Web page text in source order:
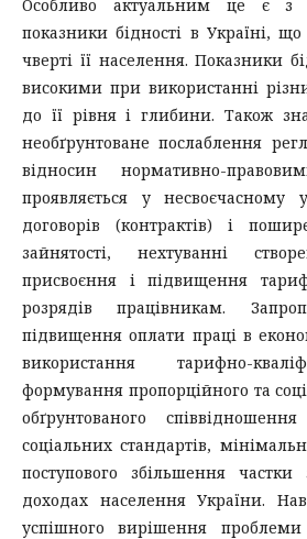
Особливо актуальним це є з
показники бідності в Україні,
чверті її населення. Показники
високими при використанні
до її рівня і глибини. Також
необґрунтоване послаблення
відносин нормативно-
проявляється у несвоєчасному
договорів (контрактів) і
зайнятості, нехтуванні
присвоєння і підвищення
розрядів працівникам.
підвищення оплати праці в
використання тарифно-
формування пропорційного та
обґрунтованого
соціальних стандартів,
поступового збільшення частки
доходах населення України.
успішного вирішення проблеми